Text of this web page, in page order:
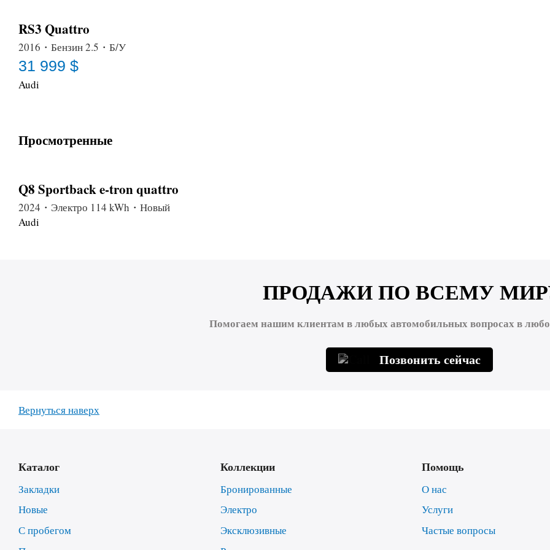
RS3 Quattro
2016・Бензин 2.5・Б/У
31 999 $
Audi
Просмотренные
Q8 Sportback e-tron quattro
2024・Электро 114 kWh・Новый
Audi
ПРОДАЖИ ПО ВСЕМУ
Помогаем нашим клиентам в любых автомобильных вопросах в
Позвонить сейчас
Вернуться наверх
Каталог
Закладки
Новые
С пробегом
Коллекции
Бронированные
Электро
Эксклюзивные
Помощь
О нас
Услуги
Частые вопросы